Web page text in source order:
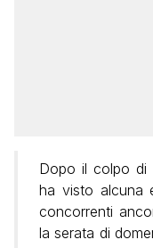
Dopo il colpo di
ha visto alcuna
concorrenti
la serata di